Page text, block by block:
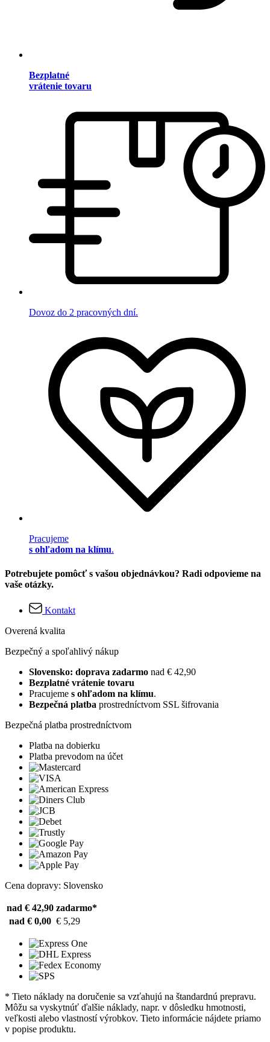
Bezplatné
vrátenie tovaru
Dovoz do 2 pracovných dní.
Pracujeme
s ohľadom na klímu.
Potrebujete pomôcť s vašou objednávkou? Radi odpovieme na
vaše otázky.
Kontakt
Overená kvalita
Bezpečný a spoľahlivý nákup
Slovensko: doprava zadarmo nad € 42,90
Bezplatné vrátenie tovaru
Pracujeme s ohľadom na klímu.
Bezpečná platba prostredníctvom SSL šifrovania
Bezpečná platba prostredníctvom
Platba na dobierku
Platba prevodom na účet
Cena dopravy: Slovensko
nad € 42,90 zadarmo*
nad € 0,00 € 5,29
* Tieto náklady na doručenie sa vzťahujú na štandardnú prepravu.
Môžu sa vyskytnúť ďalšie náklady, napr. v dôsledku hmotnosti,
veľkosti alebo vlastností výrobkov. Tieto informácie nájdete priamo
v popise produktu.